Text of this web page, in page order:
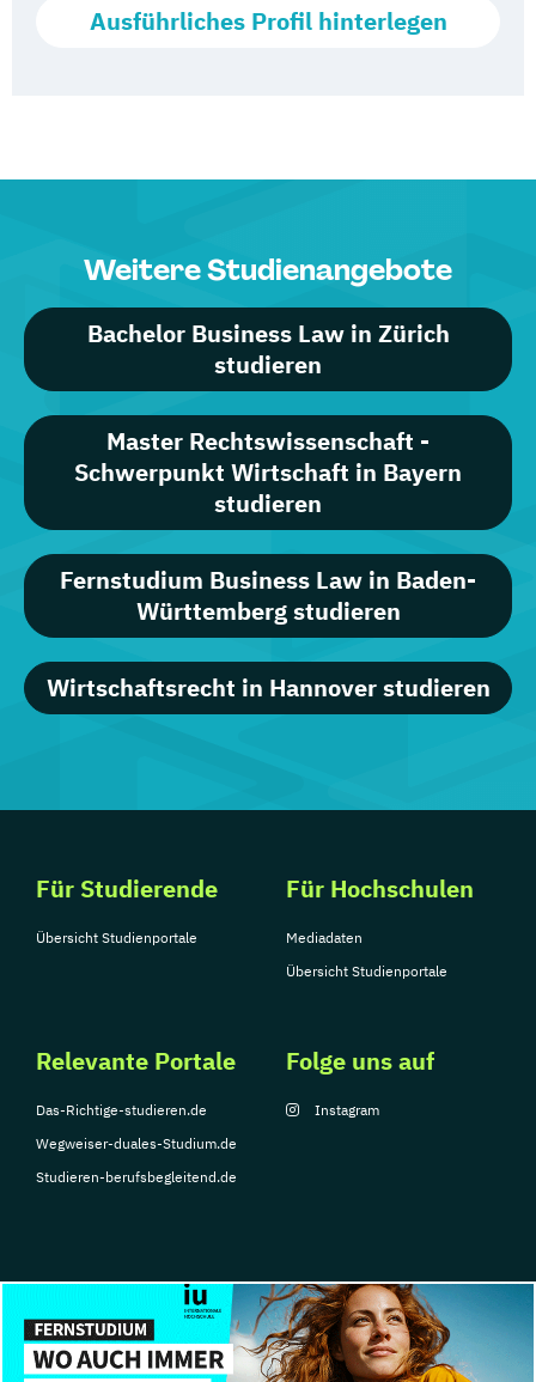
Ausführliches Profil hinterlegen
Weitere Studienangebote
Bachelor Business Law in Zürich
studieren
Master Rechtswissenschaft -
Schwerpunkt Wirtschaft in Bayern
studieren
Fernstudium Business Law in Baden-
Württemberg studieren
Wirtschaftsrecht in Hannover studieren
Für Studierende
Übersicht Studienportale
Für Hochschulen
Mediadaten
Übersicht Studienportale
Relevante Portale
Das-Richtige-studieren.de
Wegweiser-duales-Studium.de
Studieren-berufsbegleitend.de
Folge uns auf
Instagram
© Copyright 2026, TarGroup Media GmbH
Impressum
Datenschutzerklärung Nutzungsbedingungen